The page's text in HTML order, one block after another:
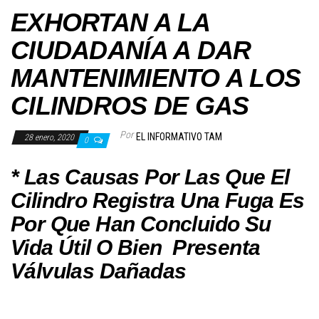
EXHORTAN A LA
CIUDADANÍA A DAR
MANTENIMIENTO A LOS
CILINDROS DE GAS
28 enero, 2020 0 Por EL INFORMATIVO TAM
* Las Causas Por Las Que El
Cilindro Registra Una Fuga Es
Por Que Han Concluido Su
Vida Útil O Bien Presenta
Válvulas Dañadas